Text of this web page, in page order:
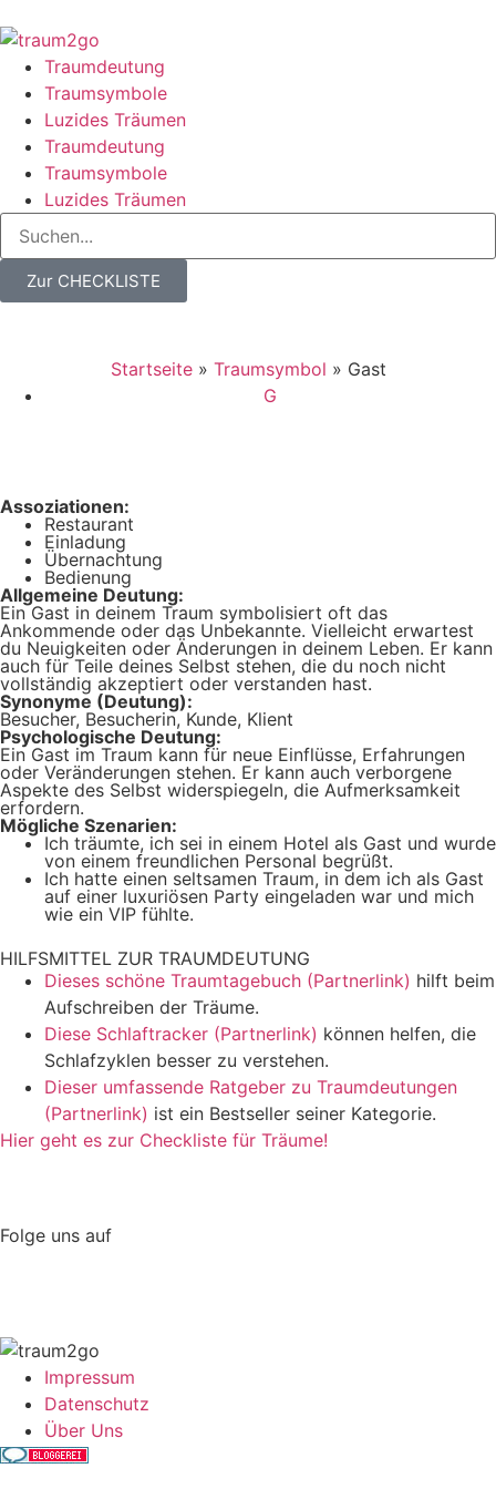
Traumdeutung
Traumsymbole
Luzides Träumen
Traumdeutung
Traumsymbole
Luzides Träumen
Zur CHECKLISTE
Startseite» Traumsymbol » Gast
G
Assoziationen:
Restaurant
Einladung
Übernachtung
Bedienung
Allgemeine Deutung:
Ein Gast in deinem Traum symbolisiert oft das
Ankommende oder das Unbekannte. Vielleicht erwartest
du Neuigkeiten oder Änderungen in deinem Leben. Er kann
auch für Teile deines Selbst stehen, die du noch nicht
vollständig akzeptiert oder verstanden hast.
Synonyme (Deutung):
Besucher, Besucherin, Kunde, Klient
Psychologische Deutung:
Ein Gast im Traum kann für neue Einflüsse, Erfahrungen
oder Veränderungen stehen. Er kann auch verborgene
Aspekte des Selbst widerspiegeln, die Aufmerksamkeit
erfordern.
Mögliche Szenarien:
Ich träumte, ich sei in einem Hotel als Gast und wurde
von einem freundlichen Personal begrüßt.
Ich hatte einen seltsamen Traum, in dem ich als Gast
auf einer luxuriösen Party eingeladen war und mich
wie ein VIP fühlte.
HILFSMITTEL ZUR TRAUMDEUTUNG
Dieses schöne Traumtagebuch (Partnerlink) hilft beim
Aufschreiben der Träume.
Diese Schlaftracker (Partnerlink) können helfen, die
Schlafzyklen besser zu verstehen.
Dieser umfassende Ratgeber zu Traumdeutungen
(Partnerlink) ist ein Bestseller seiner Kategorie.
Hier geht es zur Checkliste für Träume!
Folge uns auf
Impressum
Datenschutz
Über Uns